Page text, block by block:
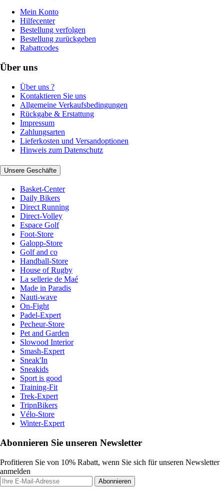
Mein Konto
Hilfecenter
Bestellung verfolgen
Bestellung zurückgeben
Rabattcodes
Über uns
Über uns ?
Kontaktieren Sie uns
Allgemeine Verkaufsbedingungen
Rückgabe & Erstattung
Impressum
Zahlungsarten
Lieferkosten und Versandoptionen
Hinweis zum Datenschutz
Unsere Geschäfte
Basket-Center
Daily Bikers
Direct Running
Direct-Volley
Espace Golf
Foot-Store
Galopp-Store
Golf and co
Handball-Store
House of Rugby
La sellerie de Maé
Made in Paradis
Nauti-wave
On-Fight
Padel-Expert
Pecheur-Store
Pet and Garden
Slowood Interior
Smash-Expert
Sneak'In
Sneakids
Sport is good
Training-Fit
Trek-Expert
TripnBikers
Vélo-Store
Winter-Expert
Abonnieren Sie unseren Newsletter
Profitieren Sie von 10% Rabatt, wenn Sie sich für unseren Newsletter
anmelden
Abonnieren